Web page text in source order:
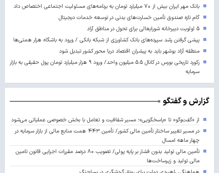
بانک مهر ایران بیش از ۷۰ میلیارد تومان به برنامه‌های مسئولیت اجتماعی اختصاص داد
گام تازه صندوق تأمین خسارت‌های بدنی در توسعه خدمات دیجیتال
۵ اولویت دبیرخانه شورایعالی برای تحول در مناطق آزاد
پیشی گرفتن رشد سپرده‌های بانک کشاورزی از شبکه بانکی / ورود به باشگاه هزار همتی‌ها
منطقه آزاد بوشهر باید به پیشران اقتصاد دریا محور کشور تبدیل شود
رکورد تاریخی بورس در کانال ۵.۵ میلیون واحد/ ورود ۹ هزار میلیارد تومان پول حقیقی به بازار
سرمایه
گزارش و گفتگو
از «گفت‌وگو» تا «پاسخگویی»؛ مسیر شفافیت و تعامل با بخش خصوصی عملیاتی می‌شود
در مسیر تغییر ساختار تأمین مالی کشور/ تأمین ۴۴۳ همت منابع مالی از بازار سرمایه در
چهار ماهه امسال
تأمین مالی تولید بدون فشار بر پایه پولی/ تصویب ۸۰ درصد مقررات اجرایی قانون تامین
مالی تولید و زیرساخت‌ها